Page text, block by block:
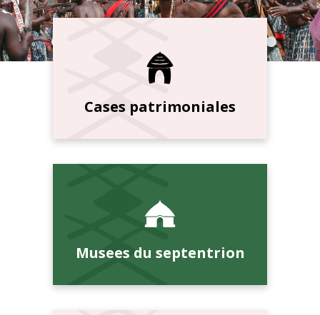
Cases patrimoniales
Musees du septentrion